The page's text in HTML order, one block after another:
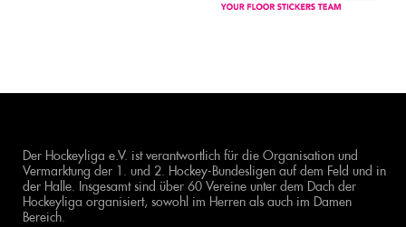
Der Hockeyliga e.V. ist verantwortlich für die Organisation und
Vermarktung der 1. und 2. Hockey-Bundesligen auf dem Feld und in
der Halle. Insgesamt sind über 60 Vereine unter dem Dach der
Hockeyliga organisiert, sowohl im Herren als auch im Damen
Bereich.